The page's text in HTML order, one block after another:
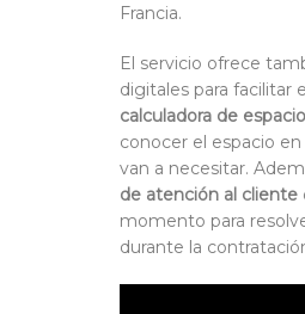
Francia.
El servicio ofrece
digitales para facilitar
calculadora de espacio
conocer el espacio
van a necesitar.
de atención al cliente
momento para
durante la